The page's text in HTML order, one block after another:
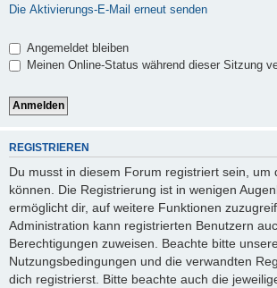
Die Aktivierungs-E-Mail erneut senden
Angemeldet bleiben
Meinen Online-Status während dieser Sitzung
REGISTRIEREN
Du musst in diesem Forum registriert sein, um
können. Die Registrierung ist in wenigen
ermöglicht dir, auf weitere Funktionen
Administration kann registrierten Benutzern
Berechtigungen zuweisen. Beachte bitte
Nutzungsbedingungen und die verwandten
dich registrierst. Bitte beachte auch die